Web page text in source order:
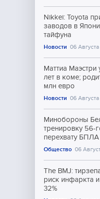
Nikkei: Toyota
заводов в
тайфуна
Новости 06
Маттиа Маэстри
лет в коме;
млн евро
Новости 06
Минобороны
тренировку 56-
перехвату БПЛА
Общество 06
The BMJ:
риск инфаркта и
32%